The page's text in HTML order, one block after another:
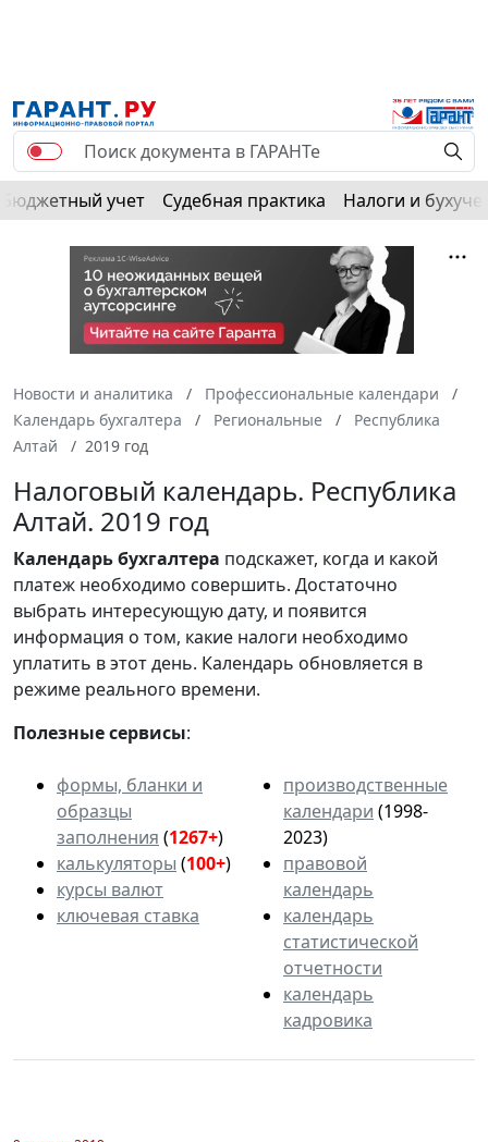
Бюджетный учет Судебная практика Налоги и
Новости и аналитика
Профессиональные календари
Календарь бухгалтера
Региональные
Республика
Алтай
2019 год
Налоговый календарь. Республика
Алтай. 2019 год
Календарьбухгалтера подскажет, когда и какой
платеж необходимо совершить. Достаточно
выбрать интересующую дату, и появится
информация о том, какие налоги необходимо
уплатить в этот день. Календарь обновляется в
режиме реального времени.
Полезные сервисы:
формы, бланки и
образцы
заполнения (1267+)
калькуляторы (100+)
курсы валют
ключевая ставка
производственные
календари (1998-
2023)
правовой
календарь
календарь
статистической
отчетности
календарь
кадровика